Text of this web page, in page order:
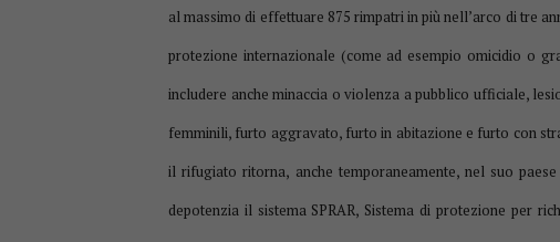
al massimo di effettuare 875 rimpatri in più nell’arco di tre
protezione internazionale (come ad esempio omicidio o
includere anche minaccia o violenza a pubblico ufficiale,
femminili, furto aggravato, furto in abitazione e furto con
il rifugiato ritorna, anche temporaneamente, nel suo
depotenzia il sistema SPRAR, Sistema di protezione per